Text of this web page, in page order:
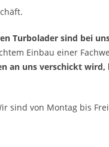
Turbolader sind bei
Einbau einer
an uns verschickt
sind von Montag bis